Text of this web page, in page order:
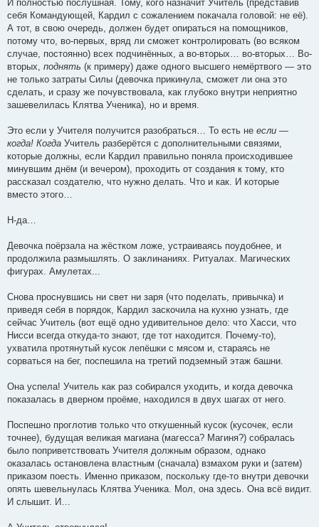
И полностью послушная. Тому, кого назначит Учитель (представив
себя Командующей, Кардил с сожалением покачала головой: не её).
А тот, в свою очередь, должен будет опираться на помощников,
потому что, во-первых, вряд ли сможет контролировать (во всяком
случае, постоянно) всех подчинённых, а во-вторых… во-вторых… Во-
вторых, поднять (к примеру) даже одного высшего немёртвого — это
не только затраты Силы (девочка прикинула, сможет ли она это
сделать, и сразу же почувствовала, как глубоко внутри неприятно
зашевелилась Клятва Ученика), но и время.
Это если у Учителя получится разобраться… То есть не если —
когда! Когда Учитель разберётся с дополнительными связями,
которые должны, если Кардил правильно поняла происходившее
минувшим днём (и вечером), проходить от создания к тому, кто
рассказал создателю, что нужно делать. Что и как. И которые
вместо этого…
Н-да…
Девочка поёрзала на жёстком ложе, устраиваясь поудобнее, и
продолжила размышлять. О заклинаниях. Ритуалах. Магических
фигурах. Амулетах...
Снова проснувшись ни свет ни заря (что поделать, привычка) и
приведя себя в порядок, Кардил заскочила на кухню узнать, где
сейчас Учитель (вот ещё одно удивительное дело: что Хасси, что
Нисси всегда откуда-то знают, где тот находится. Почему-то),
ухватила протянутый кусок лепёшки с мясом и, стараясь не
сорваться на бег, поспешила на третий подземный этаж башни.
Она успела! Учитель как раз собирался уходить, и когда девочка
показалась в дверном проёме, находился в двух шагах от него.
Поспешно проглотив только что откушенный кусок (кусочек, если
точнее), будущая великая магиана (магесса? Магиня?) собралась
было поприветствовать Учителя должным образом, однако
оказалась остановлена властным (сначала) взмахом руки и (затем)
приказом поесть. Именно приказом, поскольку где-то внутри девочки
опять шевельнулась Клятва Ученика. Мол, она здесь. Она всё видит.
И слышит. И…